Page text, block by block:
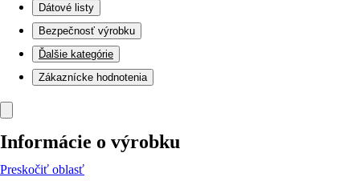
Dátové listy
Bezpečnosť výrobku
Ďalšie kategórie
Zákaznícke hodnotenia
Informácie o výrobku
Preskočiť oblasť